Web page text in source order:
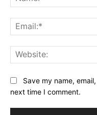
Save my name,
next time I comment.